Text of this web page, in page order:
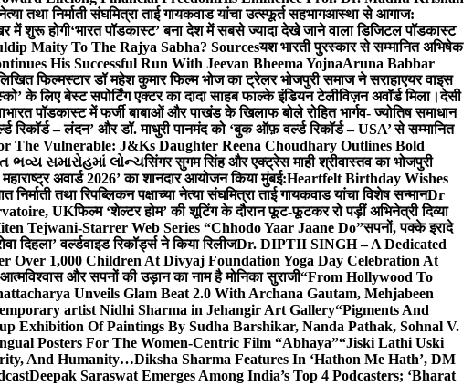
तथा निर्माती संघमित्रा ताई गायकवाड यांचा उत्स्फूर्त सहभागआस्था से आगाज:
में शुरू होगी‘भारत पॉडकास्ट’ बना देश में सबसे ज्यादा देखे जाने वाला डिजिटल पॉडकास्ट
Maity To The Rajya Sabha? Sourcesयश भारती पुरस्कार से सम्मानित अभिषेक
His Successful Run With Jeevan Bheema YojnaAruna Babbar
फिल्मस्टार डॉ महेश कुमार फिल्म भोज का ट्रेलर भोजपुरी समाज ने सराहाएयर वाइस
के लिए बेस्ट सपोर्टिंग एक्टर का दादा साहब फाल्के इंडियन टेलीविज़न अवॉर्ड मिला।देसी
भारत पॉडकास्ट में फर्जी बाबाओं और पाखंड के खिलाफ बोले रोहित भार्गव- ज्योतिष समाधान
– लंदन’ और डॉ. माधुरी पानमंद को ‘बुक ऑफ़ वर्ल्ड रिकॉर्ड – USA’ से सम्मानित
The Vulnerable: J&Ks Daughter Reena Choudhary Outlines Bold
ભવ્ય સમારોહમાં લોન્ચसिंगर सुगम सिंह और एक्ट्रेस माही श्रीवास्तव का भोजपुरी
अवार्ड 2026’ का शानदार आयोजन किया मुंबई:Heartfelt Birthday Wishes
निर्माती तथा रिपब्लिकन पक्षाच्या नेत्या संघमित्रा ताई गायकवाड यांचा विशेष सन्मानDr
UKफिल्म ‘शेल्टर होम’ की शूटिंग के दौरान फूट-फूटकर रो पड़ीं अभिनेत्री दिव्या
Tejwani-Starrer Web Series “Chhodo Yaar Jaane Do”सपनों, पक्के इरादे
दिहला’ वर्ल्डवाइड रिकॉर्ड्स ने किया रिलीजDr. DIPTII SINGH – A Dedicated
Over 1,000 Children At Divyaj Foundation Yoga Day Celebration At
और सपनों की उड़ान का नाम है मोनिका सुराजी“From Hollywood To
Unveils Glam Beat 2.0 With Archana Gautam, Mehjabeen
artist Nidhi Sharma in Jehangir Art Gallery“Pigments And
Exhibition Of Paintings By Sudha Barshikar, Nanda Pathak, Sohnal V.
Posters For The Women-Centric Film “Abhaya”“Jiski Lathi Uski
And Humanity…Diksha Sharma Features In ‘Hathon Me Hath’, DM
Deepak Saraswat Emerges Among India’s Top 4 Podcasters; ‘Bharat